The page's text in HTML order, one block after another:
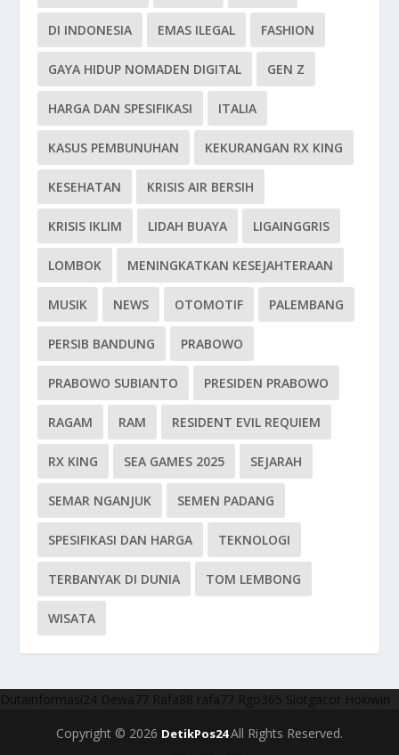
DI INDONESIA EMAS ILEGAL FASHION
GAYA HIDUP NOMADEN DIGITAL GEN Z
HARGA DAN SPESIFIKASI ITALIA
KASUS PEMBUNUHAN KEKURANGAN RX KING
KESEHATAN KRISIS AIR BERSIH
KRISIS IKLIM LIDAH BUAYA LIGAINGGRIS
LOMBOK MENINGKATKAN KESEJAHTERAAN
MUSIK NEWS OTOMOTIF PALEMBANG
PERSIB BANDUNG PRABOWO
PRABOWO SUBIANTO PRESIDEN PRABOWO
RAGAM RAM RESIDENT EVIL REQUIEM
RX KING SEA GAMES 2025 SEJARAH
SEMAR NGANJUK SEMEN PADANG
SPESIFIKASI DAN HARGA TEKNOLOGI
TERBANYAK DI DUNIA TOM LEMBONG
WISATA
Dutainformasi24 Dewa77 Rafa88 rafa77 Rgo365 Slotgacor Hokiwin
Copyright © 2026 DetikPos24All Rights Reserved.